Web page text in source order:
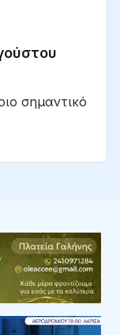
σημαντικό